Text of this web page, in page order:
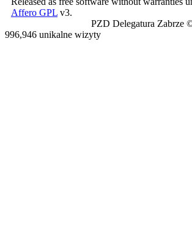
Affero GPL v3.
PZD Delegatura Zabrze
996,946 unikalne wizyty